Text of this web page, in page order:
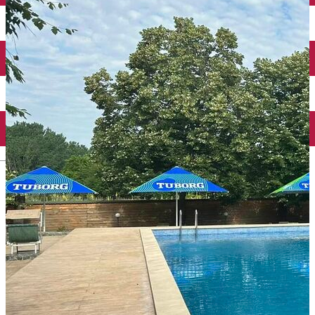
English
Închirieri auto
Închirieri biciclete
Taxi
Încărcare vehicule electrice